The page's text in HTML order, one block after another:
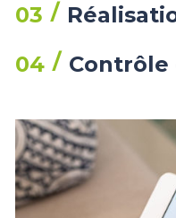
03
04
Contrôle